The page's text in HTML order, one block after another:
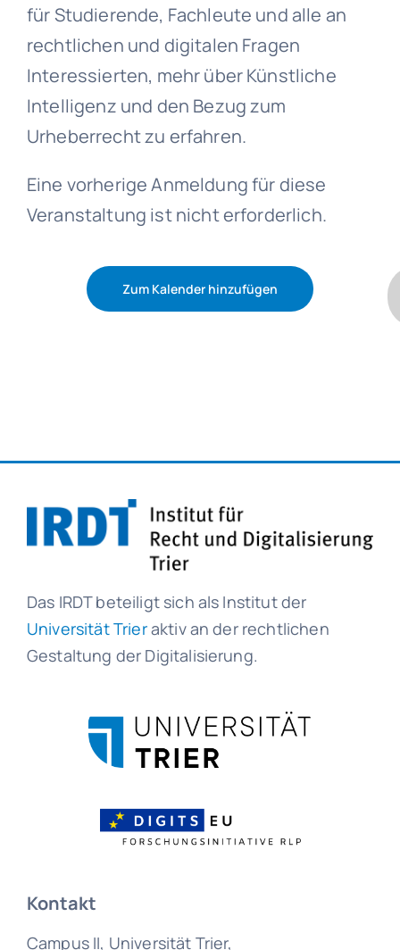
für Studierende, Fachleute und alle an
rechtlichen und digitalen Fragen
Interessierten, mehr über Künstliche
Intelligenz und den Bezug zum
Urheberrecht zu erfahren.
Eine vorherige Anmeldung für diese
Veranstaltung ist nicht erforderlich.
Zum Kalender hinzufügen
Das IRDT beteiligt sich als Institut der
Universität Trieraktiv an der rechtlichen
Gestaltung der Digitalisierung.
Kontakt
Campus II, Universität Trier,